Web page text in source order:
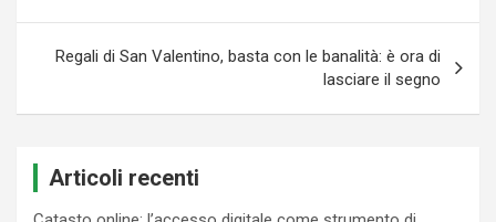
Regali di San Valentino, basta con le banalità: è ora di
lasciare il segno
Articoli recenti